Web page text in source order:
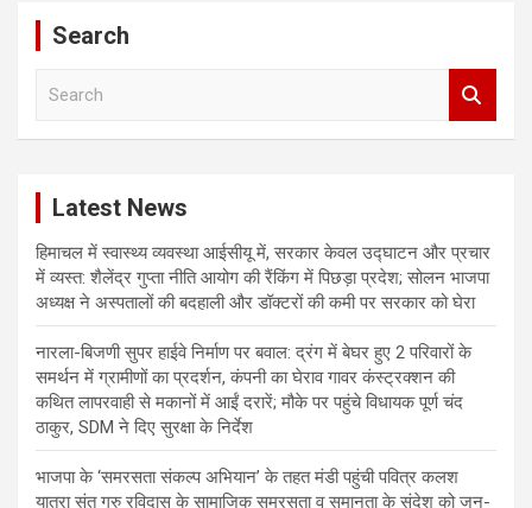
Search
Latest News
हिमाचल में स्वास्थ्य व्यवस्था आईसीयू में, सरकार केवल उद्घाटन और प्रचार
में व्यस्त: शैलेंद्र गुप्ता नीति आयोग की रैंकिंग में पिछड़ा प्रदेश; सोलन भाजपा
अध्यक्ष ने अस्पतालों की बदहाली और डॉक्टरों की कमी पर सरकार को घेरा
नारला-बिजणी सुपर हाईवे निर्माण पर बवाल: द्रंग में बेघर हुए 2 परिवारों के
समर्थन में ग्रामीणों का प्रदर्शन, कंपनी का घेराव गावर कंस्ट्रक्शन की
कथित लापरवाही से मकानों में आईं दरारें; मौके पर पहुंचे विधायक पूर्ण चंद
ठाकुर, SDM ने दिए सुरक्षा के निर्देश
भाजपा के ‘समरसता संकल्प अभियान’ के तहत मंडी पहुंची पवित्र कलश
यात्रा संत गुरु रविदास के सामाजिक समरसता व समानता के संदेश को जन-